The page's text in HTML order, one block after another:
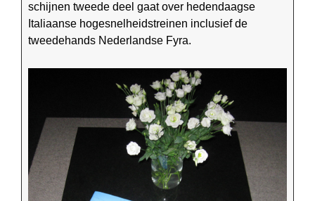
schijnen tweede deel gaat over hedendaagse
Italiaanse hoge­snelheids­treinen inclusief de
tweede­hands Nederlandse Fyra.